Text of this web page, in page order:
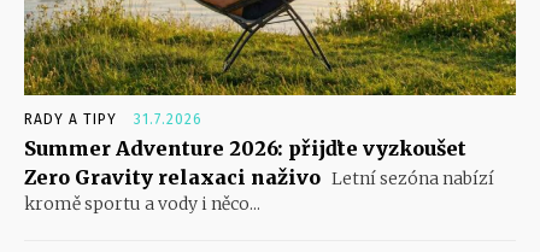
RADY A TIPY 31.7.2026
Summer Adventure 2026: přijďte vyzkoušet
Zero Gravity relaxaci naživo Letní sezóna nabízí
kromě sportu a vody i něco...